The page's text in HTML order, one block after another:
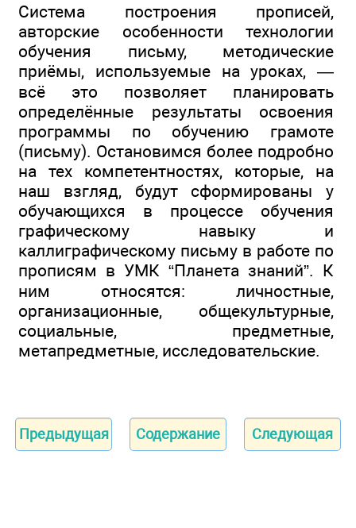
Система построения прописей,
авторские особенности технологии
обучения письму, методические
приёмы, используемые на уроках, —
всё это позволяет планировать
определённые результаты освоения
программы по обучению грамоте
(письму). Остановимся более подробно
на тех компетентностях, которые, на
наш взгляд, будут сформированы у
обучающихся в процессе обучения
графическому навыку и
каллиграфическому письму в работе по
прописям в УМК “Планета знаний”. К
ним относятся: личностные,
организационные, общекультурные,
социальные, предметные,
метапредметные, исследовательские.
Предыдущая Содержание Следующая